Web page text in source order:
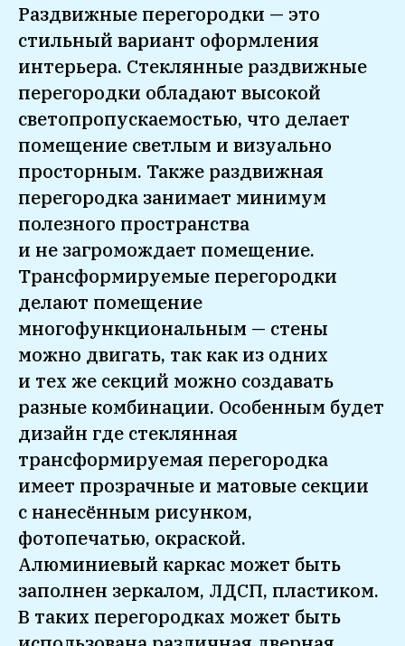
Раздвижные перегородки — это
стильный вариант оформления
интерьера. Стеклянные раздвижные
перегородки обладают высокой
светопропускаемостью, что делает
помещение светлым и визуально
просторным. Также раздвижная
перегородка занимает минимум
полезного пространства
и не загромождает помещение.
Трансформируемые перегородки
делают помещение
многофункциональным — стены
можно двигать, так как из одних
и тех же секций можно создавать
разные комбинации. Особенным будет
дизайн где стеклянная
трансформируемая перегородка
имеет прозрачные и матовые секции
с нанесённым рисунком,
фотопечатью, окраской.
Алюминиевый каркас может быть
заполнен зеркалом, ЛДСП, пластиком.
В таких перегородках может быть